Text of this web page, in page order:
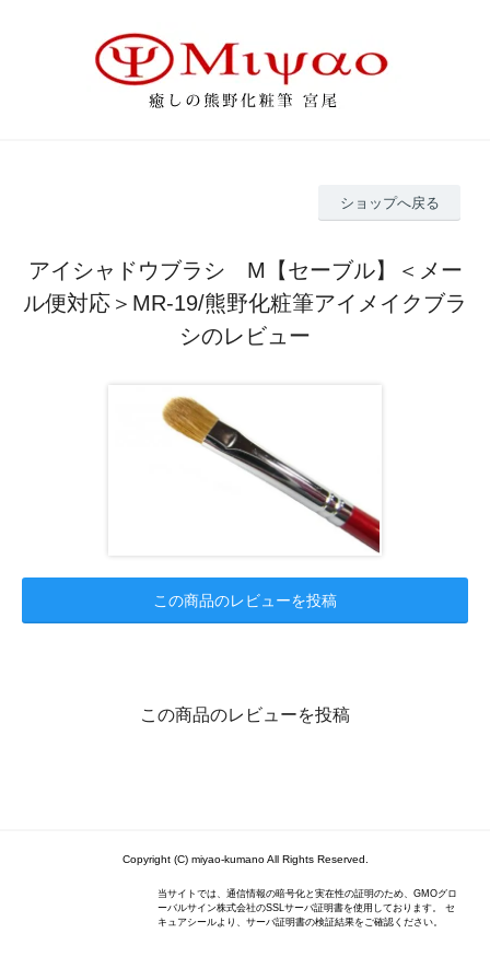
ショップへ戻る
アイシャドウブラシ M【セーブル】＜メー
ル便対応＞MR-19/熊野化粧筆アイメイクブラ
シのレビュー
この商品のレビューを投稿
この商品のレビューを投稿
Copyright (C) miyao-kumano All Rights Reserved.
当サイトでは、通信情報の暗号化と実在性の証明のため、GMOグロ
ーバルサイン株式会社のSSLサーバ証明書を使用しております。 セ
キュアシールより、サーバ証明書の検証結果をご確認ください。